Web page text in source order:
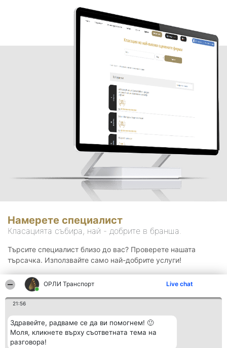
ОРЛИ Транспорт Live chat
21:56
Здравейте, радваме се да ви помогнем! 🙂
Моля, кликнете върху съответната тема на
разговора!
Намерете специалист
Класацията събира, най - добрите в бранша.
Търсите специалист близо до вас? Проверете нашата
търсачка. Използвайте само най-добрите услуги!